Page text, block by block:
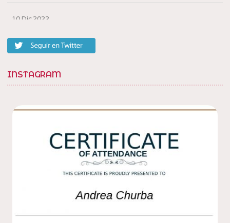
10 Dic 2022
20
Twitter
Load More...
INSTAGRAM